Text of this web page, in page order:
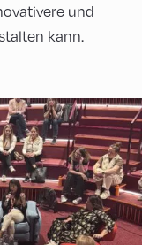
und
kann.